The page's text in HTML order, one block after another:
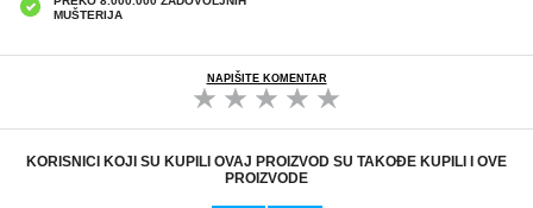
MUŠTERIJA
NAPIŠITE KOMENTAR
KORISNICI KOJI SU KUPILI OVAJ PROIZVOD SU TAKOĐE KUPILI I OVE
PROIZVODE
HHW 660W GaN 10-Port USB-C Cha